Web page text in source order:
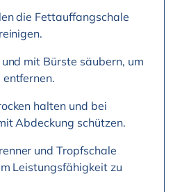
die Fettauffangschale
mit Bürste säubern, um
entfernen.
halten und bei
Abdeckung schützen.
und Tropfschale
Leistungsfähigkeit zu